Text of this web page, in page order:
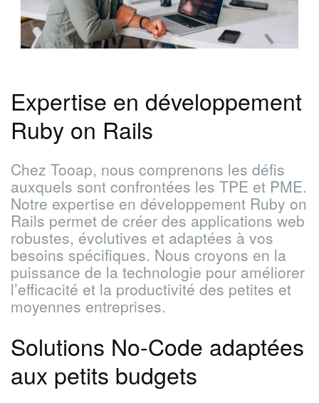
Expertise en développement
Ruby on Rails
Chez Tooap, nous comprenons les défis
auxquels sont confrontées les TPE et PME.
Notre expertise en développement Ruby on
Rails permet de créer des applications web
robustes, évolutives et adaptées à vos
besoins spécifiques. Nous croyons en la
puissance de la technologie pour améliorer
l’efficacité et la productivité des petites et
moyennes entreprises.
Solutions No-Code adaptées
aux petits budgets